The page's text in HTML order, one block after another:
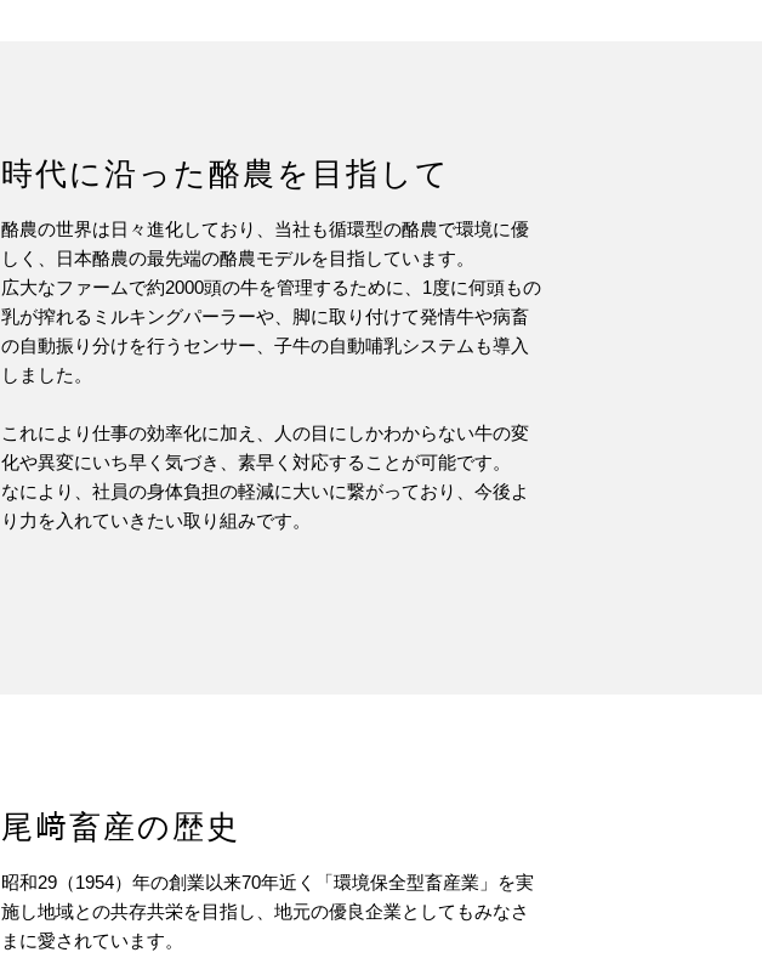
時代に沿った酪農を目指して
酪農の世界は日々進化しており、当社も循環型の酪農で環境に優
しく、日本酪農の最先端の酪農モデルを目指しています。
広大なファームで約2000頭の牛を管理するために、1度に何頭もの
乳が搾れるミルキングパーラーや、脚に取り付けて発情牛や病畜
の自動振り分けを行うセンサー、子牛の自動哺乳システムも導入
しました。
これにより仕事の効率化に加え、人の目にしかわからない牛の変
化や異変にいち早く気づき、素早く対応することが可能です。
なにより、社員の身体負担の軽減に大いに繋がっており、今後よ
り力を入れていきたい取り組みです。
尾﨑畜産の歴史
昭和29（1954）年の創業以来70年近く「環境保全型畜産業」を実
施し地域との共存共栄を目指し、地元の優良企業としてもみなさ
まに愛されています。